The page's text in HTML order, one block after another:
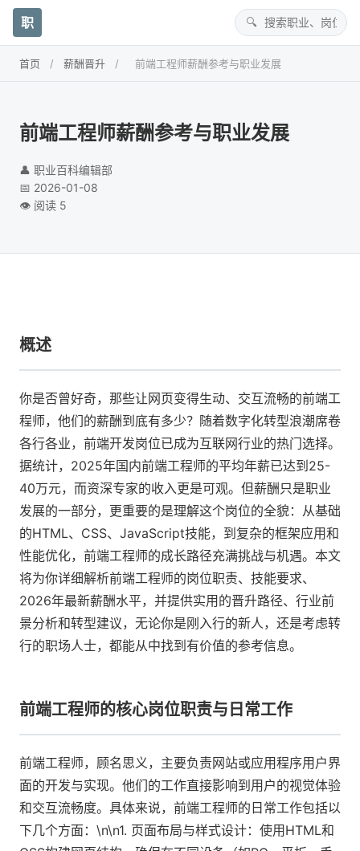
职
首页 / 薪酬晋升 / 前端工程师薪酬参考与职业发展
前端工程师薪酬参考与职业发展
👤 职业百科编辑部
📅 2026-01-08
👁️ 阅读 5
概述
你是否曾好奇，那些让网页变得生动、交互流畅的前端工
程师，他们的薪酬到底有多少？随着数字化转型浪潮席卷
各行各业，前端开发岗位已成为互联网行业的热门选择。
据统计，2025年国内前端工程师的平均年薪已达到25-
40万元，而资深专家的收入更是可观。但薪酬只是职业
发展的一部分，更重要的是理解这个岗位的全貌：从基础
的HTML、CSS、JavaScript技能，到复杂的框架应用和
性能优化，前端工程师的成长路径充满挑战与机遇。本文
将为你详细解析前端工程师的岗位职责、技能要求、
2026年最新薪酬水平，并提供实用的晋升路径、行业前
景分析和转型建议，无论你是刚入行的新人，还是考虑转
行的职场人士，都能从中找到有价值的参考信息。
前端工程师的核心岗位职责与日常工作
前端工程师，顾名思义，主要负责网站或应用程序用户界
面的开发与实现。他们的工作直接影响到用户的视觉体验
和交互流畅度。具体来说，前端工程师的日常工作包括以
下几个方面：\n\n1. 页面布局与样式设计：使用HTML和